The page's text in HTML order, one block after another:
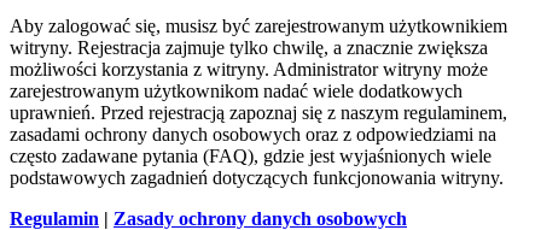
Aby zalogować się, musisz być zarejestrowanym użytkownikiem
witryny. Rejestracja zajmuje tylko chwilę, a znacznie zwiększa
możliwości korzystania z witryny. Administrator witryny może
zarejestrowanym użytkownikom nadać wiele dodatkowych
uprawnień. Przed rejestracją zapoznaj się z naszym regulaminem,
zasadami ochrony danych osobowych oraz z odpowiedziami na
często zadawane pytania (FAQ), gdzie jest wyjaśnionych wiele
podstawowych zagadnień dotyczących funkcjonowania witryny.
Regulamin | Zasady ochrony danych osobowych